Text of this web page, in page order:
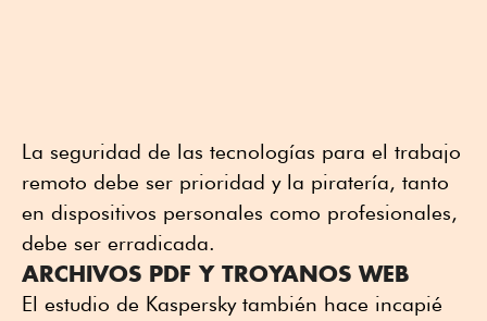
La seguridad de las tecnologías para el trabajo
remoto debe ser prioridad y la piratería, tanto
en dispositivos personales como profesionales,
debe ser erradicada.
ARCHIVOS PDF Y TROYANOS WEB
El estudio de Kaspersky también hace incapié